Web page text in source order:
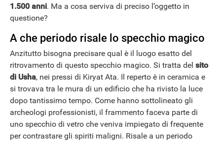
1.500 anni. Ma a cosa serviva di preciso l’oggetto in
questione?
A che periodo risale lo specchio magico
Anzitutto bisogna precisare qual è il luogo esatto del
ritrovamento di questo specchio magico. Si tratta del sito
di Usha, nei pressi di Kiryat Ata. Il reperto è in ceramica e
si trovava tra le mura di un edificio che ha rivisto la luce
dopo tantissimo tempo. Come hanno sottolineato gli
archeologi professionisti, il frammento faceva parte di
uno specchio di vetro che veniva impiegato di frequente
per contrastare gli spiriti maligni. Risale a un periodo